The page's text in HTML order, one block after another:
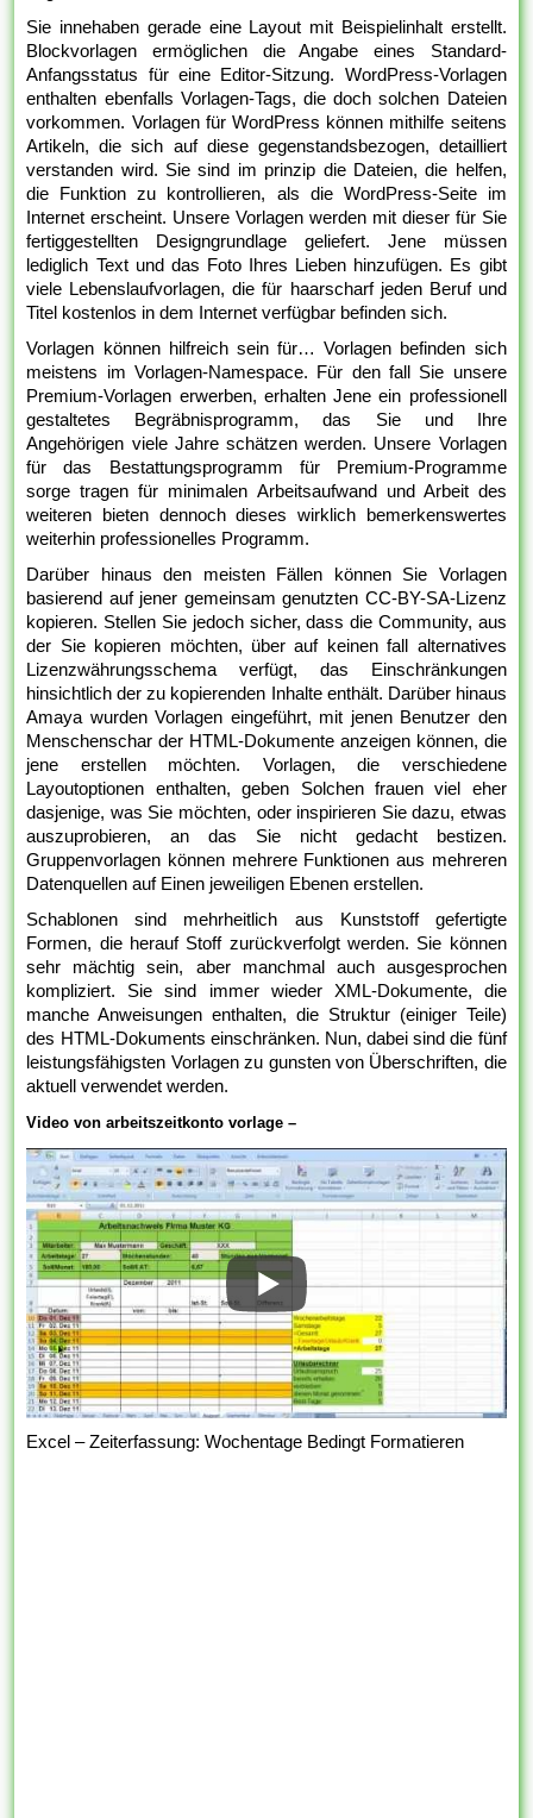
Sie innehaben gerade eine Layout mit Beispielinhalt erstellt.
Blockvorlagen ermöglichen die Angabe eines Standard-
Anfangsstatus für eine Editor-Sitzung. WordPress-Vorlagen
enthalten ebenfalls Vorlagen-Tags, die doch solchen Dateien
vorkommen. Vorlagen für WordPress können mithilfe seitens
Artikeln, die sich auf diese gegenstandsbezogen, detailliert
verstanden wird. Sie sind im prinzip die Dateien, die helfen,
die Funktion zu kontrollieren, als die WordPress-Seite im
Internet erscheint. Unsere Vorlagen werden mit dieser für Sie
fertiggestellten Designgrundlage geliefert. Jene müssen
lediglich Text und das Foto Ihres Lieben hinzufügen. Es gibt
viele Lebenslaufvorlagen, die für haarscharf jeden Beruf und
Titel kostenlos in dem Internet verfügbar befinden sich.
Vorlagen können hilfreich sein für… Vorlagen befinden sich
meistens im Vorlagen-Namespace. Für den fall Sie unsere
Premium-Vorlagen erwerben, erhalten Jene ein professionell
gestaltetes Begräbnisprogramm, das Sie und Ihre
Angehörigen viele Jahre schätzen werden. Unsere Vorlagen
für das Bestattungsprogramm für Premium-Programme
sorge tragen für minimalen Arbeitsaufwand und Arbeit des
weiteren bieten dennoch dieses wirklich bemerkenswertes
weiterhin professionelles Programm.
Darüber hinaus den meisten Fällen können Sie Vorlagen
basierend auf jener gemeinsam genutzten CC-BY-SA-Lizenz
kopieren. Stellen Sie jedoch sicher, dass die Community, aus
der Sie kopieren möchten, über auf keinen fall alternatives
Lizenzwährungsschema verfügt, das Einschränkungen
hinsichtlich der zu kopierenden Inhalte enthält. Darüber hinaus
Amaya wurden Vorlagen eingeführt, mit jenen Benutzer den
Menschenschar der HTML-Dokumente anzeigen können, die
jene erstellen möchten. Vorlagen, die verschiedene
Layoutoptionen enthalten, geben Solchen frauen viel eher
dasjenige, was Sie möchten, oder inspirieren Sie dazu, etwas
auszuprobieren, an das Sie nicht gedacht bestizen.
Gruppenvorlagen können mehrere Funktionen aus mehreren
Datenquellen auf Einen jeweiligen Ebenen erstellen.
Schablonen sind mehrheitlich aus Kunststoff gefertigte
Formen, die herauf Stoff zurückverfolgt werden. Sie können
sehr mächtig sein, aber manchmal auch ausgesprochen
kompliziert. Sie sind immer wieder XML-Dokumente, die
manche Anweisungen enthalten, die Struktur (einiger Teile)
des HTML-Dokuments einschränken. Nun, dabei sind die fünf
leistungsfähigsten Vorlagen zu gunsten von Überschriften, die
aktuell verwendet werden.
Video von arbeitszeitkonto vorlage –
Excel – Zeiterfassung: Wochentage Bedingt Formatieren